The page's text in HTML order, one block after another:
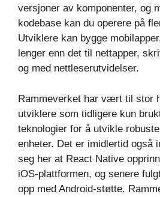
versjoner av komponenter, og
kodebase kan du operere på
Utviklere kan bygge
lenger enn det til nettapper,
og med nettleserutvidelser.
Rammeverket har vært til stor
utviklere som tidligere kun
teknologier for å utvikle
enheter. Det er imidlertid også
seg her at React Native
iOS-plattformen, og senere
opp med Android-støtte.